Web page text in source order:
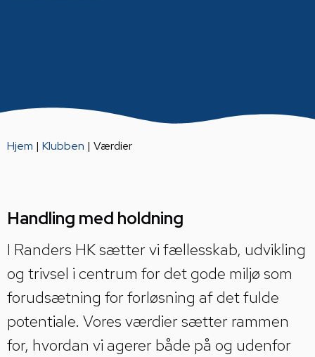
Hjem | Klubben | Værdier
Handling med holdning
I Randers HK sætter vi fællesskab, udvikling
og trivsel i centrum for det gode miljø som
forudsætning for forløsning af det fulde
potentiale. Vores værdier sætter rammen
for, hvordan vi agerer både på og udenfor